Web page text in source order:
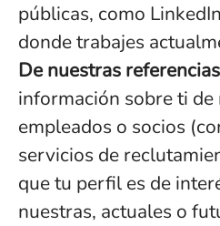
públicas, como
donde trabajes
De nuestras
información sobre ti de
empleados o socios
servicios de
que tu perfil es de
nuestras, actuales o